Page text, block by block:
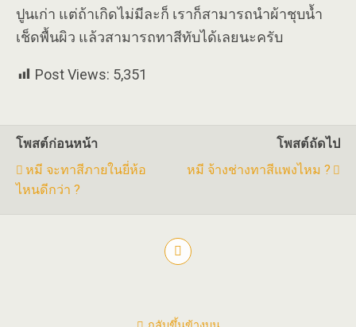
ปูนเก่า แต่ถ้าเกิดไม่มีละก็ เราก็สามารถนำผ้าชุบน้ำ
เช็ดพื้นผิว แล้วสามารถทาสีทับได้เลยนะครับ
Post Views: 5,351
โพสต์ก่อนหน้า
หมี จะทาสีภายในยี่ห้อ
ไหนดีกว่า ?
โพสต์ถัดไป
หมี จ้างช่างทาสีแพงไหม ?